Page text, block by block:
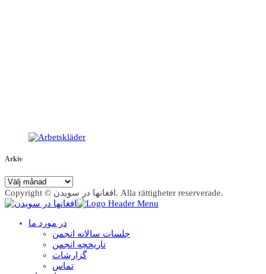
Arkiv
Arkiv
Copyright © افغانها در سویدن. Alla rättigheter reserverade.
در مورد ما
جلسات سالانه انجمن
تاریخچه انجمن
گزارشات
تماس